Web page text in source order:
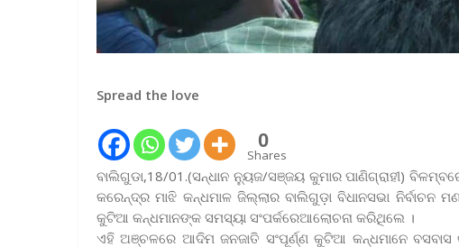
Spread the love
0
Shares
ବାଲିଗୁଡା,18/01.(ସନ୍ଧାନ ନ୍ୟୁଜ/ସଞ୍ଜୟ କୁମାର ପାଣିଗ୍ରାହୀ)
କରେନ୍ଦ୍ର ମାଝି କନ୍ଧମାଳ ଜିଲ୍ଲାର ବାଲିଗୁଡ଼ା ବିଧାନସଭା
କୁଟିଆ କନ୍ଧମାନଙ୍କ ସମସ୍ୟା ସଂପର୍କରେଆଲୋଚନା କରିଥିଲେ ।
ଏହି ଅଞ୍ଚଳରେ ଆଦିମ ଜନଜାତି ସଂପୂର୍ଣ୍ଣ କୁଟିଆ କନ୍ଧମାନେ